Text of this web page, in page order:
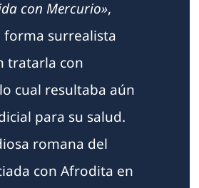
con Mercurio»,
forma surrealista
tratarla con
cual resultaba aún
para su salud.
romana del
con Afrodita en